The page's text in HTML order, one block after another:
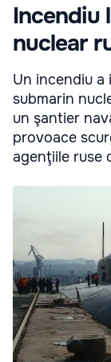
Incendiu
nuclear
Un incendiu a
submarin
un şantier
provoace
agenţiile ruse